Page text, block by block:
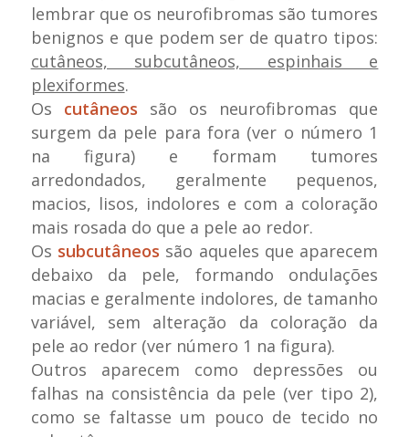
lembrar que os neurofibromas são tumores
benignos e que podem ser de quatro tipos:
cutâneos, subcutâneos, espinhais e
plexiformes.
Os cutâneos são os neurofibromas que
surgem da pele para fora (ver o número 1
na figura) e formam tumores
arredondados, geralmente pequenos,
macios, lisos, indolores e com a coloração
mais rosada do que a pele ao redor.
Os subcutâneos são aqueles que aparecem
debaixo da pele, formando ondulações
macias e geralmente indolores, de tamanho
variável, sem alteração da coloração da
pele ao redor (ver número 1 na figura).
Outros aparecem como depressões ou
falhas na consistência da pele (ver tipo 2),
como se faltasse um pouco de tecido no